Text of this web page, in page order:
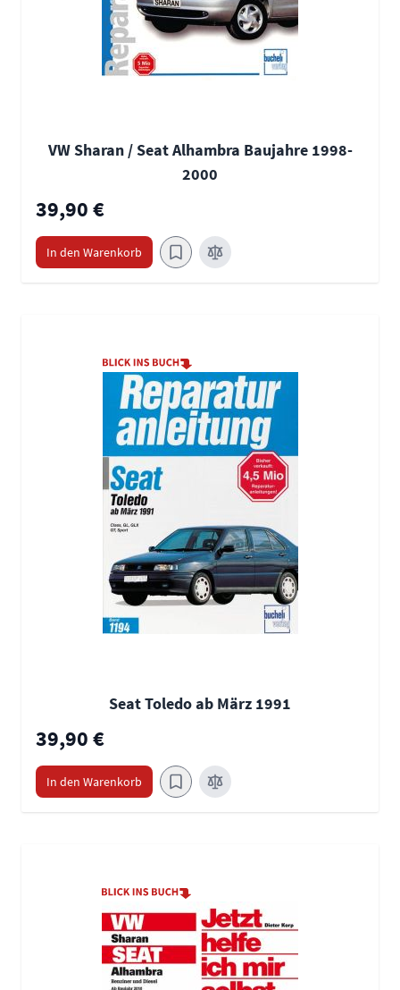
VW Sharan / Seat Alhambra Baujahre 1998-
2000
39,90 €
In den Warenkorb
Seat Toledo ab März 1991
39,90 €
In den Warenkorb